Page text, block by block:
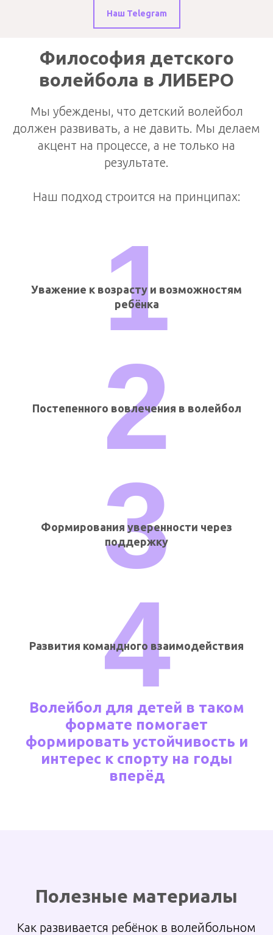
Наш Telegram
Философия детского
волейбола в ЛИБЕРО
Мы убеждены, что детский волейбол
должен развивать, а не давить. Мы делаем
акцент на процессе, а не только на
результате.
Наш подход строится на принципах:
Уважение к возрасту и возможностям
ребёнка
1
Постепенного вовлечения в волейбол
2
Формирования уверенности через
поддержку
3
Развития командного взаимодействия
4
Волейбол для детей в таком
формате помогает
формировать устойчивость и
интерес к спорту на годы
вперёд
Полезные материалы
Как развивается ребёнок в волейбольном